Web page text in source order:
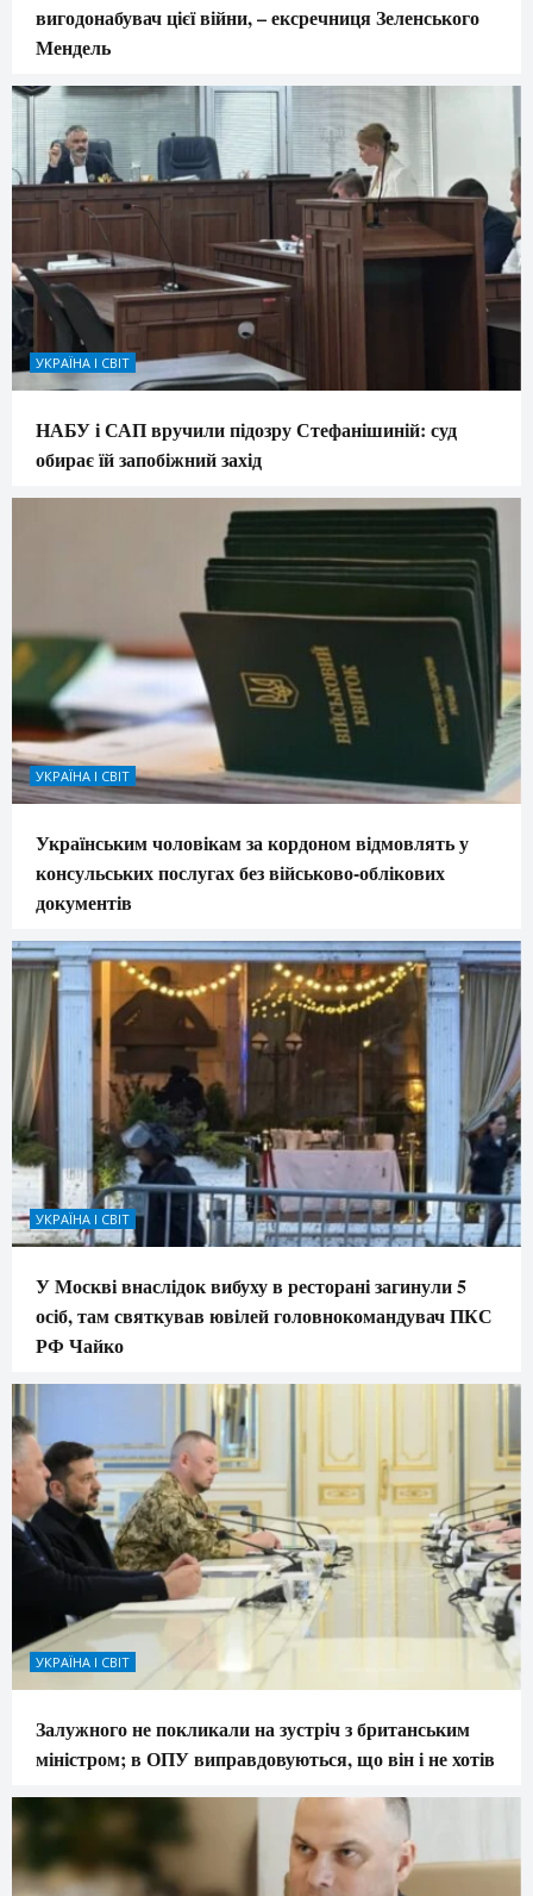
вигодонабувач цієї війни, – ексречниця Зеленського
Мендель
УКРАЇНА І СВІТ
НАБУ і САП вручили підозру Стефанішиній: суд
обирає їй запобіжний захід
УКРАЇНА І СВІТ
Українським чоловікам за кордоном відмовлять у
консульських послугах без військово-облікових
документів
УКРАЇНА І СВІТ
У Москві внаслідок вибуху в ресторані загинули 5
осіб, там святкував ювілей головнокомандувач ПКС
РФ Чайко
УКРАЇНА І СВІТ
Залужного не покликали на зустріч з британським
міністром; в ОПУ виправдовуються, що він і не хотів